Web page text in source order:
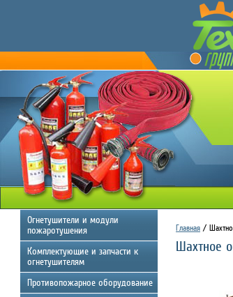
Огнетушители и модули
пожаротушения
Комплектующие и запчасти к
огнетушителям
Противопожарное оборудование
Главная /
Шахтное